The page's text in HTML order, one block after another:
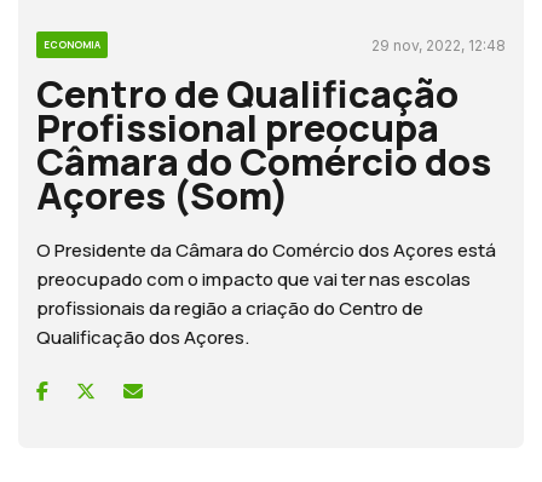
ECONOMIA 29 nov, 2022, 12:48
Centro de Qualificação
Profissional preocupa
Câmara do Comércio dos
Açores (Som)
O Presidente da Câmara do Comércio dos Açores está
preocupado com o impacto que vai ter nas escolas
profissionais da região a criação do Centro de
Qualificação dos Açores.